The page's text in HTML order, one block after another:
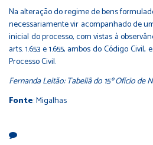
Na alteração do regime de bens
necessariamente vir acompanhado de
inicial do processo, com vistas à
arts. 1.653 e 1.655, ambos do Código
Processo Civil.
Fernanda Leitão: Tabeliã do 15º Ofício de
Fonte: Migalhas